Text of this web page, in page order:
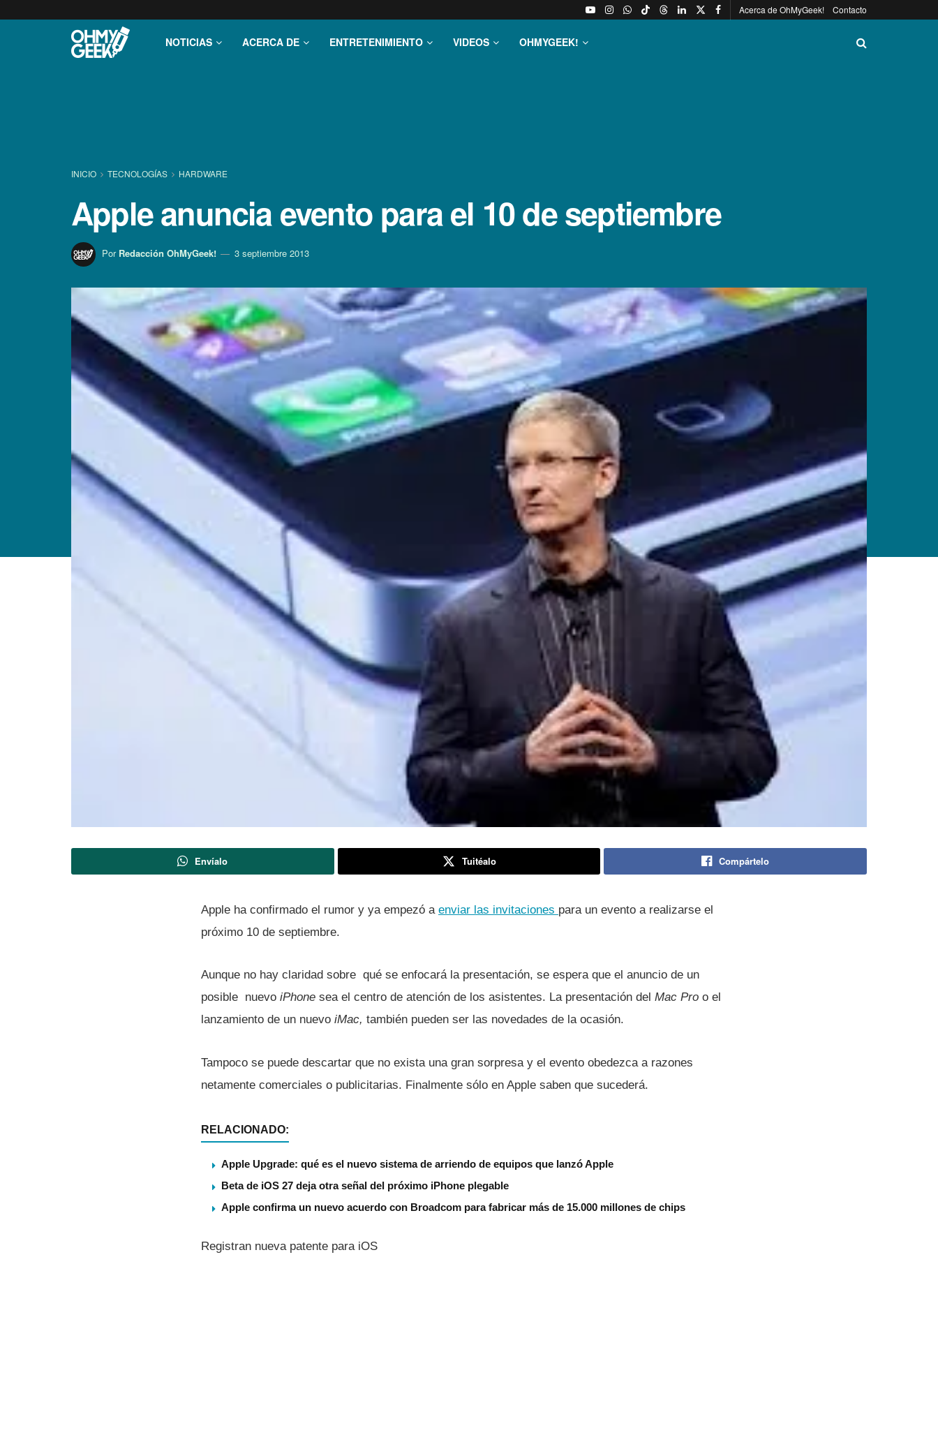
Acerca de OhMyGeek! Contacto
NOTICIAS ACERCA DE ENTRETENIMIENTO VIDEOS OHMYGEEK!
INICIO TECNOLOGÍ­AS HARDWARE
Apple anuncia evento para el 10 de septiembre
Por Redacción OhMyGeek! 3 septiembre 2013
Envíalo Tuitéalo Compártelo
Apple ha confirmado el rumor y ya empezó a enviar las invitaciones para un evento a realizarse el
próximo 10 de septiembre.
Aunque no hay claridad sobre qué se enfocará la presentación, se espera que el anuncio de un
posible nuevo iPhone sea el centro de atención de los asistentes. La presentación del Mac Pro o el
lanzamiento de un nuevo iMac, también pueden ser las novedades de la ocasión.
Tampoco se puede descartar que no exista una gran sorpresa y el evento obedezca a razones
netamente comerciales o publicitarias. Finalmente sólo en Apple saben que sucederá.
RELACIONADO:
Apple Upgrade: qué es el nuevo sistema de arriendo de equipos que lanzó Apple
Beta de iOS 27 deja otra señal del próximo iPhone plegable
Apple confirma un nuevo acuerdo con Broadcom para fabricar más de 15.000 millones de chips
Registran nueva patente para iOS